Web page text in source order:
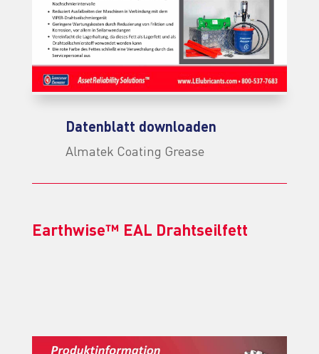
Datenblatt downloaden
Almatek Coating Grease
Earthwise™ EAL Drahtseilfett